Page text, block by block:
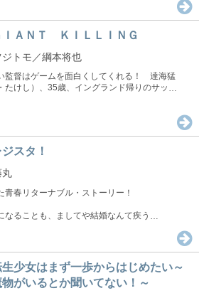
ＩＡＮＴ ＫＩＬＬＩＮＧ
ジトモ／綱本将也
監督はゲームを面白くしてくれる！ 達海猛
たけし）、35歳、イングランド帰りのサッ …
ジスタ！
丸
青春リターナブル・ストーリー！
なることも、ましてや結婚なんて疾う …
生少女はまず一歩からはじめたい～
物がいるとか聞いてない！～